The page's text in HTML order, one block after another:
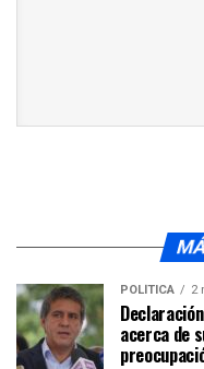
POLÍTICA 2
acerca de